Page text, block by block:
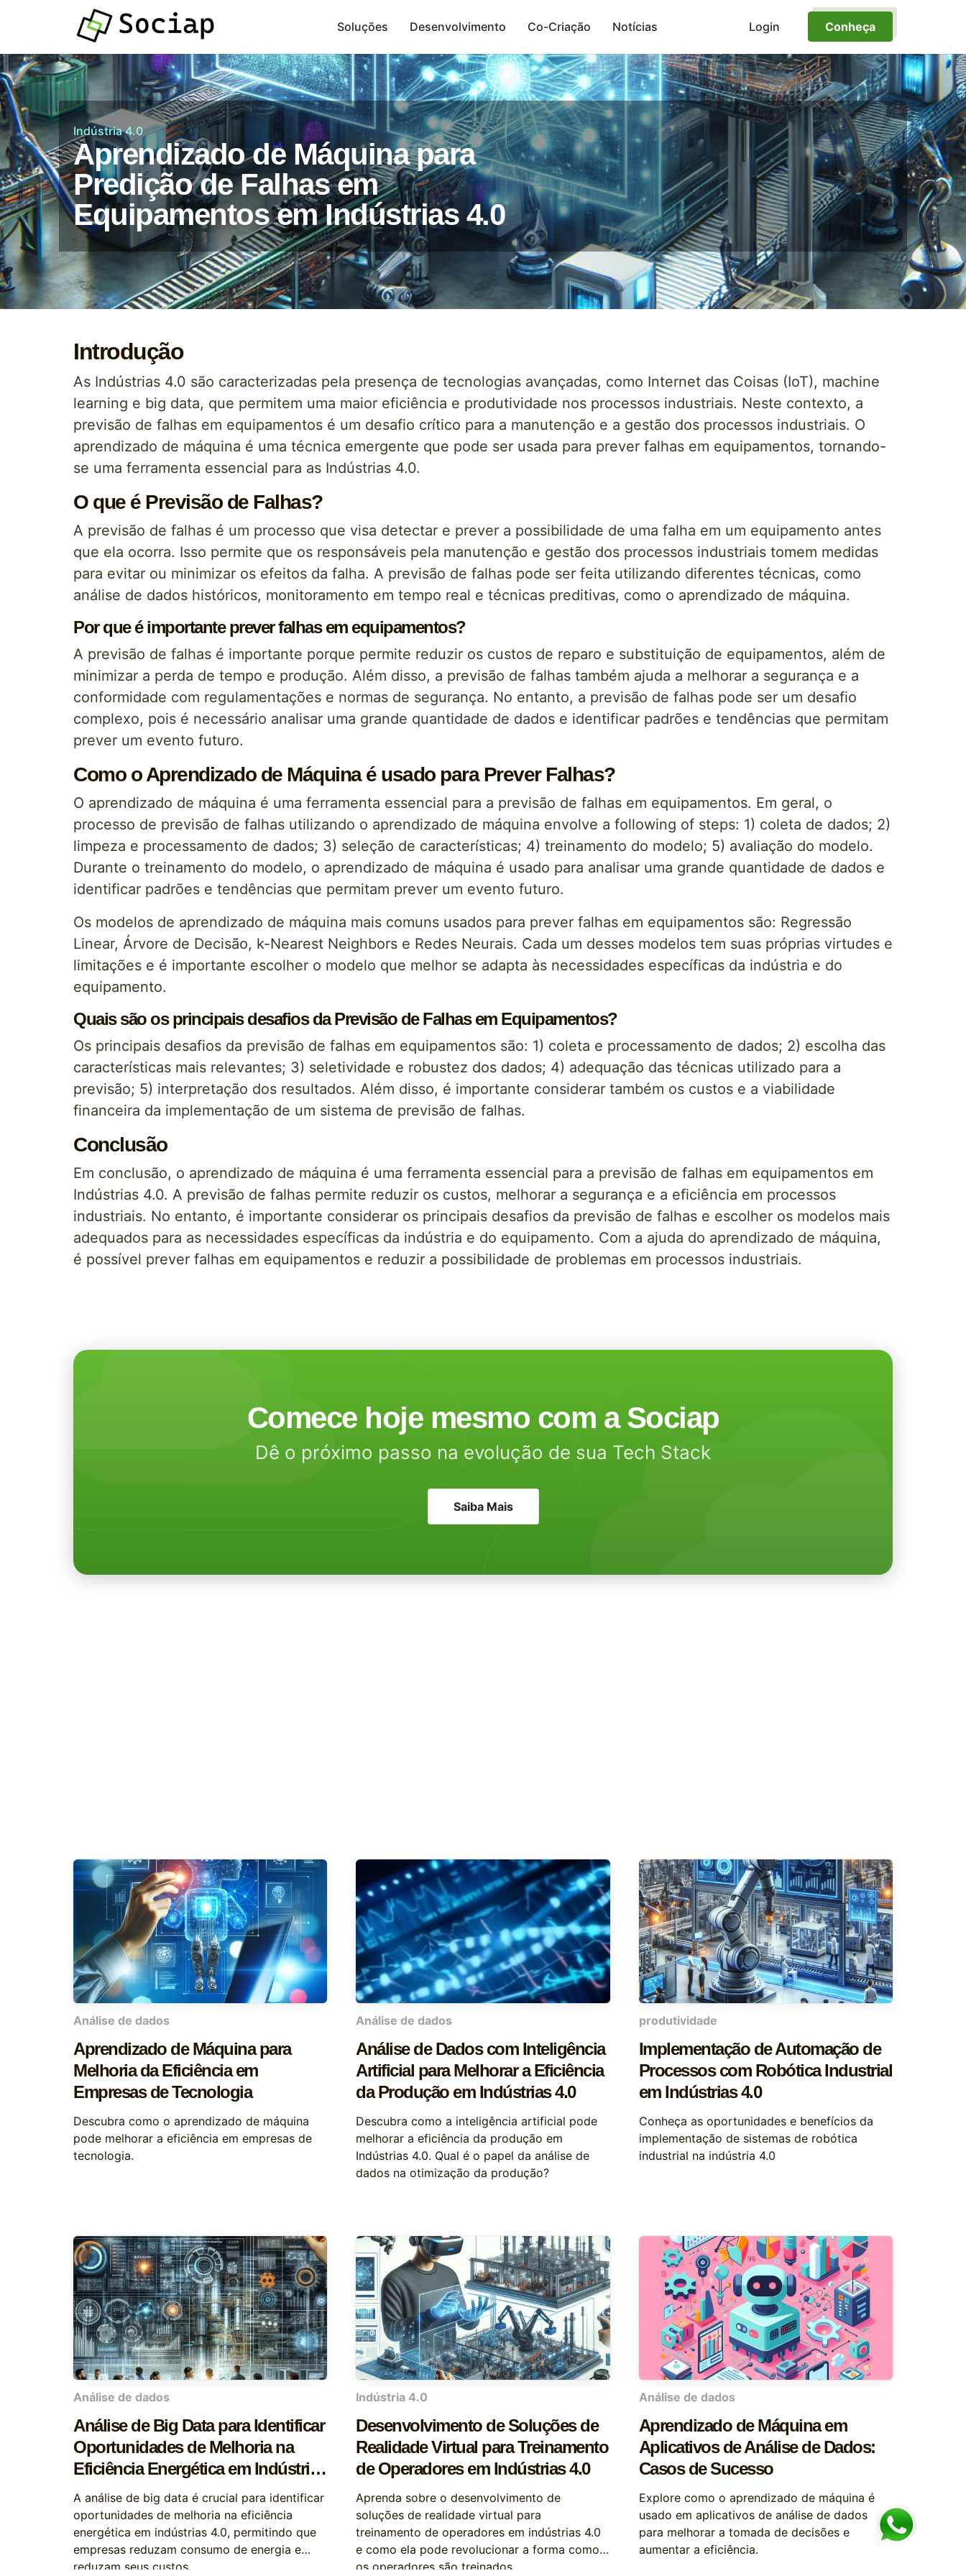
Soluções
Atendimento por
Whatsapp
Presença Digital
Desenvolvimento Co-Criação Notícias Login Conheça
Indústria 4.0
Aprendizado de Máquina para
Predição de Falhas em
Equipamentos em Indústrias 4.0
Introdução
As Indústrias 4.0 são caracterizadas pela presença de tecnologias avançadas, como Internet das Coisas (IoT), machine
learning e big data, que permitem uma maior eficiência e produtividade nos processos industriais. Neste contexto, a
previsão de falhas em equipamentos é um desafio crítico para a manutenção e a gestão dos processos industriais. O
aprendizado de máquina é uma técnica emergente que pode ser usada para prever falhas em equipamentos, tornando-
se uma ferramenta essencial para as Indústrias 4.0.
O que é Previsão de Falhas?
A previsão de falhas é um processo que visa detectar e prever a possibilidade de uma falha em um equipamento antes
que ela ocorra. Isso permite que os responsáveis pela manutenção e gestão dos processos industriais tomem medidas
para evitar ou minimizar os efeitos da falha. A previsão de falhas pode ser feita utilizando diferentes técnicas, como
análise de dados históricos, monitoramento em tempo real e técnicas preditivas, como o aprendizado de máquina.
Por que é importante prever falhas em equipamentos?
A previsão de falhas é importante porque permite reduzir os custos de reparo e substituição de equipamentos, além de
minimizar a perda de tempo e produção. Além disso, a previsão de falhas também ajuda a melhorar a segurança e a
conformidade com regulamentações e normas de segurança. No entanto, a previsão de falhas pode ser um desafio
complexo, pois é necessário analisar uma grande quantidade de dados e identificar padrões e tendências que permitam
prever um evento futuro.
Como o Aprendizado de Máquina é usado para Prever Falhas?
O aprendizado de máquina é uma ferramenta essencial para a previsão de falhas em equipamentos. Em geral, o
processo de previsão de falhas utilizando o aprendizado de máquina envolve a following of steps: 1) coleta de dados; 2)
limpeza e processamento de dados; 3) seleção de características; 4) treinamento do modelo; 5) avaliação do modelo.
Durante o treinamento do modelo, o aprendizado de máquina é usado para analisar uma grande quantidade de dados e
identificar padrões e tendências que permitam prever um evento futuro.
Os modelos de aprendizado de máquina mais comuns usados para prever falhas em equipamentos são: Regressão
Linear, Árvore de Decisão, k-Nearest Neighbors e Redes Neurais. Cada um desses modelos tem suas próprias virtudes e
limitações e é importante escolher o modelo que melhor se adapta às necessidades específicas da indústria e do
equipamento.
Quais são os principais desafios da Previsão de Falhas em Equipamentos?
Os principais desafios da previsão de falhas em equipamentos são: 1) coleta e processamento de dados; 2) escolha das
características mais relevantes; 3) seletividade e robustez dos dados; 4) adequação das técnicas utilizado para a
previsão; 5) interpretação dos resultados. Além disso, é importante considerar também os custos e a viabilidade
financeira da implementação de um sistema de previsão de falhas.
Conclusão
Em conclusão, o aprendizado de máquina é uma ferramenta essencial para a previsão de falhas em equipamentos em
Indústrias 4.0. A previsão de falhas permite reduzir os custos, melhorar a segurança e a eficiência em processos
industriais. No entanto, é importante considerar os principais desafios da previsão de falhas e escolher os modelos mais
adequados para as necessidades específicas da indústria e do equipamento. Com a ajuda do aprendizado de máquina,
é possível prever falhas em equipamentos e reduzir a possibilidade de problemas em processos industriais.
Comece hoje mesmo com a Sociap
Dê o próximo passo na evolução de sua Tech Stack
Saiba Mais
Análise de dados
Aprendizado de Máquina para
Melhoria da Eficiência em
Empresas de Tecnologia
Descubra como o aprendizado de máquina
pode melhorar a eficiência em empresas de
tecnologia.
Análise de dados
Análise de Dados com Inteligência
Artificial para Melhorar a Eficiência
da Produção em Indústrias 4.0
Descubra como a inteligência artificial pode
melhorar a eficiência da produção em
Indústrias 4.0. Qual é o papel da análise de
dados na otimização da produção?
produtividade
Implementação de Automação de
Processos com Robótica Industrial
em Indústrias 4.0
Conheça as oportunidades e benefícios da
implementação de sistemas de robótica
industrial na indústria 4.0
Análise de dados
Análise de Big Data para Identificar
Oportunidades de Melhoria na
Eficiência Energética em Indústrias
4.0
A análise de big data é crucial para identificar
oportunidades de melhoria na eficiência
energética em indústrias 4.0, permitindo que
empresas reduzam consumo de energia e
reduzam seus custos.
Indústria 4.0
Desenvolvimento de Soluções de
Realidade Virtual para Treinamento
de Operadores em Indústrias 4.0
Aprenda sobre o desenvolvimento de
soluções de realidade virtual para
treinamento de operadores em indústrias 4.0
e como ela pode revolucionar a forma como
os operadores são treinados.
Análise de dados
Aprendizado de Máquina em
Aplicativos de Análise de Dados:
Casos de Sucesso
Explore como o aprendizado de máquina é
usado em aplicativos de análise de dados
para melhorar a tomada de decisões e
aumentar a eficiência.